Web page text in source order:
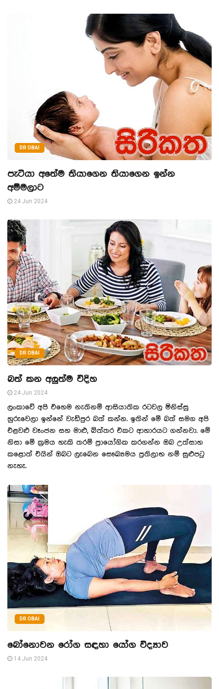
DR OBAI
පැටියා අතේම තියාගෙන තියාගෙන ඉන්න
අම්මලාට
24 Jun 2024
DR OBAI
බත් කන අලුත්ම විදිහ
24 Jun 2024
ලංකාවේ අපි එහෙම නැතිනම් ආසියාතික රටවල මිනිස්සු
හුරුවෙලා ඉන්නේ වැඩිපුර බත් කන්න. ඉතින් මේ බත් සමග අපි
එළවළු වෑංජන සහ මාළු, බිත්තර එකට ආහාරයට ගන්නවා. මේ
නිසා මේ ක්‍රමය හැකි තරම් ප්‍රායෝගික කරගන්න ඔබ උත්සාහ
කළොත් එයින් ඔබට ලැබෙන සෞඛ්‍යමය ප්‍රතිලාභ නම් සුළුපටු
නැහැ.
DR OBAI
බෝනොවන රෝග සඳහා යෝග විද්‍යාව
14 Jun 2024